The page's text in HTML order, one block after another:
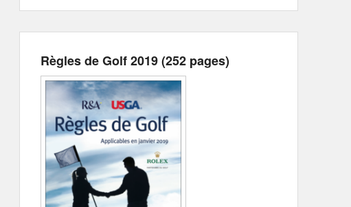
Règles de Golf 2019 (252 pages)